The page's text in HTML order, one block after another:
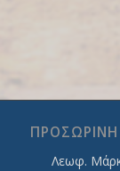
Λεωφ.